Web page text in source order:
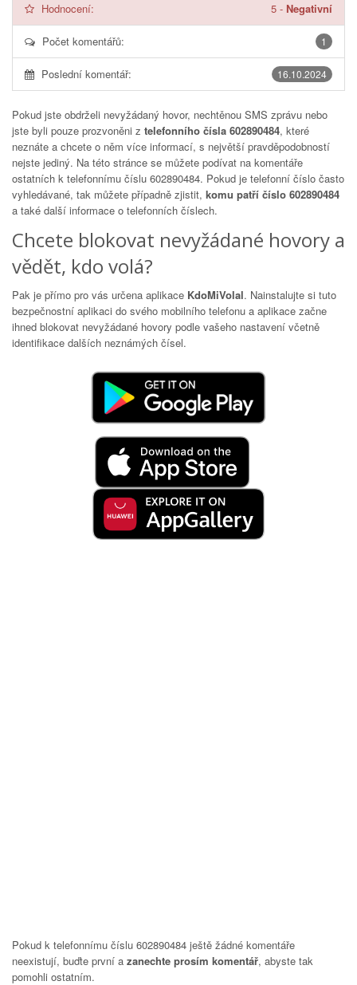
Hodnocení: 5 - Negativní
1
Počet komentářů:
16.10.2024
Poslední komentář:
Pokud jste obdrželi nevyžádaný hovor, nechtěnou SMS zprávu nebo
jste byli pouze prozvoněni z telefonního čísla 602890484, které
neznáte a chcete o něm více informací, s největší pravděpodobností
nejste jediný. Na této stránce se můžete podívat na komentáře
ostatních k telefonnímu číslu 602890484. Pokud je telefonní číslo často
vyhledávané, tak můžete případně zjistit, komu patří číslo 602890484
a také další informace o telefonních číslech.
Chcete blokovat nevyžádané hovory a
vědět, kdo volá?
Pak je přímo pro vás určena aplikace KdoMiVolal. Nainstalujte si tuto
bezpečnostní aplikaci do svého mobilního telefonu a aplikace začne
ihned blokovat nevyžádané hovory podle vašeho nastavení včetně
identifikace dalších neznámých čísel.
Pokud k telefonnímu číslu 602890484 ještě žádné komentáře
neexistují, buďte první a zanechte prosím komentář, abyste tak
pomohli ostatním.